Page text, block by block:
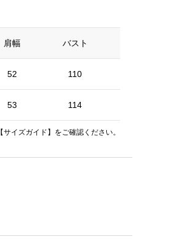
肩幅 バスト
52 110
53 114
【サイズガイド】 をご確認ください。